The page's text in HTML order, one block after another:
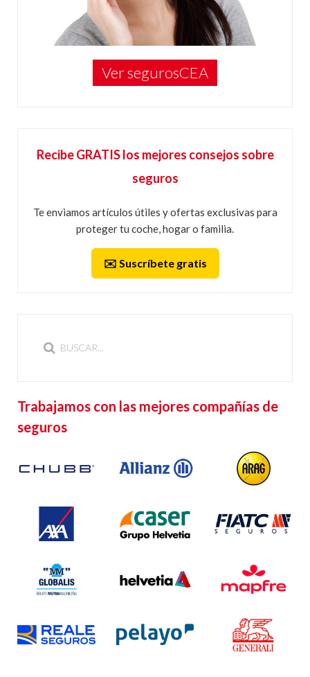
Ver segurosCEA
Recibe GRATIS los mejores consejos sobre
seguros
Te enviamos artículos útiles y ofertas exclusivas para
proteger tu coche, hogar o familia.
✉️ Suscríbete gratis
Trabajamos con las mejores compañías de
seguros